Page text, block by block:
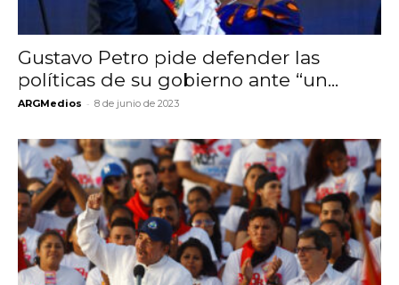
Gustavo Petro pide defender las
políticas de su gobierno ante “un...
ARGMedios - 8 de junio de 2023